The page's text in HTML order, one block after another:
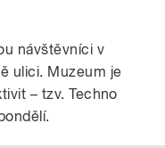
návštěvníci v
ulici. Muzeum je
– tzv. Techno